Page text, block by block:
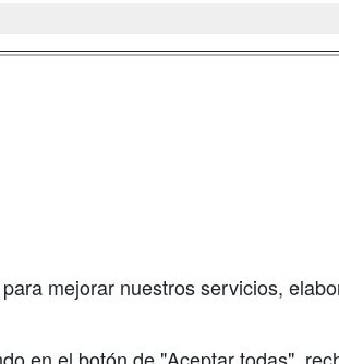
mejorar nuestros servicios,